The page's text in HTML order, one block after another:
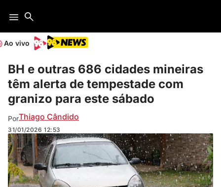
Ao vivo
BH e outras 686 cidades mineiras
têm alerta de tempestade com
granizo para este sábado
PorThiago Cândido
31/01/2026 12:53